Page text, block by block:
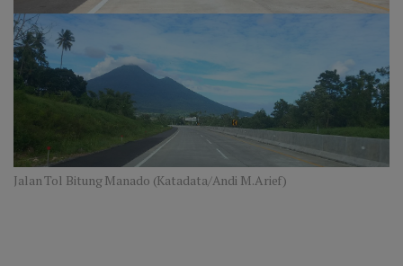
Jalan Tol Bitung Manado (Katadata/Andi M.Arief)